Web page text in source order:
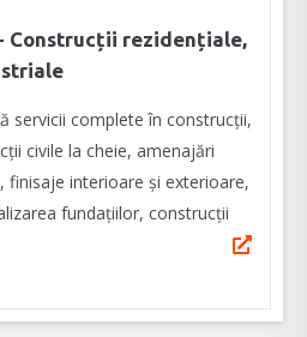
- Construcții rezidențiale,
servicii complete în construcții,
civile la cheie, amenajări
finisaje interioare și exterioare,
fundațiilor, construcții